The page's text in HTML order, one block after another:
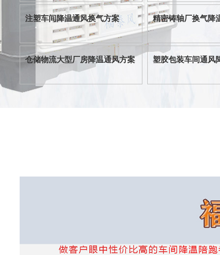
注塑车间降温通风换气方案 精密铸轴厂换气降
仓储物流大型厂房降温通风方案 塑胶包装车间通风